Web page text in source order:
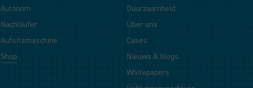
Autonom
Nachläufer
Aufsitzmaschine
Shop
Duurzaamheid
Über uns
Cases
Nieuws & blogs
Whitepapers